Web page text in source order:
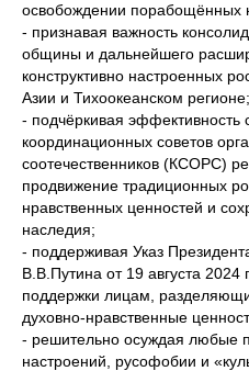
освобождении порабощённых
- признавая важность
общины и дальнейшего
конструктивно настроенных
Азии и Тихоокеанском регионе;
- подчёркивая эффективность
координационных советов
соотечественников (КСОРС)
продвижение традиционных
нравственных ценностей и
наследия;
- поддерживая Указ
В.В.Путина от 19 августа 2024
поддержки лицам,
духовно-нравственные
- решительно осуждая любые
настроений, русофобии и